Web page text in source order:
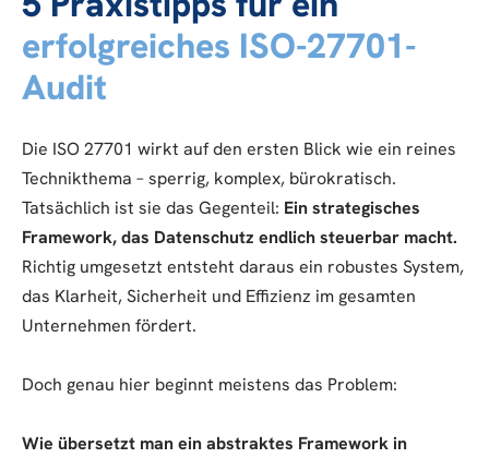
erfolgreiches ISO-27701-
Audit
Die ISO 27701 wirkt auf den ersten Blick wie ein reines
Technikthema – sperrig, komplex, bürokratisch.
Tatsächlich ist sie das Gegenteil: Ein strategisches
Framework, das Datenschutz endlich steuerbar macht.
Richtig umgesetzt entsteht daraus ein robustes System,
das Klarheit, Sicherheit und Effizienz im gesamten
Unternehmen fördert.
Doch genau hier beginnt meistens das Problem:
Wie übersetzt man ein abstraktes Framework in